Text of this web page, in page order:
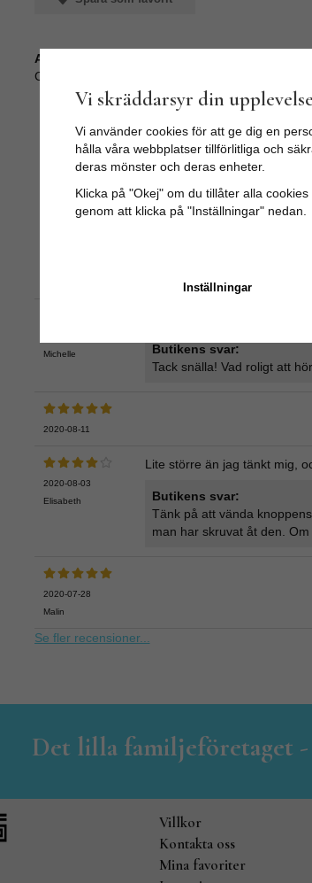
Artikelnummer:
CK-522-massing
Jag beställde den här
Michelle
Butikens svar:
Tack snälla! Vad roligt att
2020-08-11
2020-08-03
Elisabeth
Lite större än jag tänkt mig,
Butikens svar:
Tänk på att vända
man har skruvat åt den.
2020-07-28
Malin
Se fler recensioner...
Det lilla familjeföretaget -
Villkor
Kontakta oss
Mina favoriter
Vi skräddarsyr din upplevelse
Vi använder cookies för att ge dig en
hålla våra webbplatser tillförlitliga och
deras mönster och deras enheter.
Klicka på "Okej" om du tillåter alla
genom att klicka på "Inställningar" nedan.
Inställningar